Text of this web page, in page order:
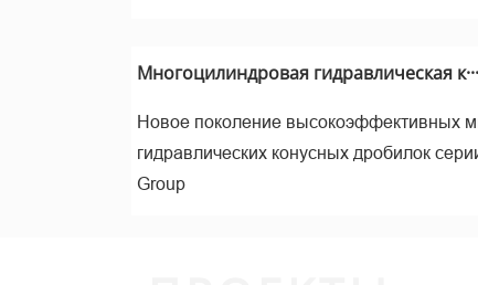
Многоцилиндровая гидравлическая к···
Новое поколение высокоэффективных
гидравлических конусных дробилок
Group